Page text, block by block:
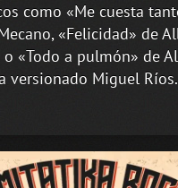
como «Me cuesta
«Felicidad» de
o «Todo a pulmón» de
versionado Miguel Ríos.